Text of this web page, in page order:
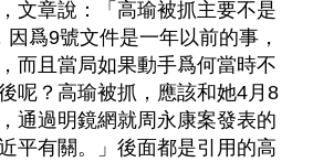
文章說：「高瑜被抓主要不是
因爲9號文件是一年以前的事，
而且當局如果動手爲何當時不
呢？高瑜被抓，應該和她4月8
通過明鏡網就周永康案發表的
平有關。」後面都是引用的高